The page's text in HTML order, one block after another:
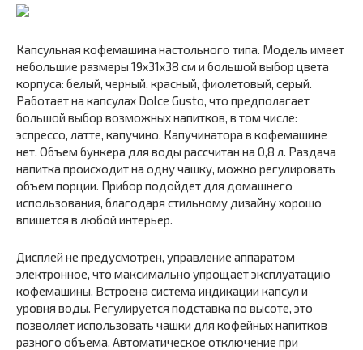
Капсульная кофемашина настольного типа. Модель имеет
небольшие размеры 19x31x38 см и большой выбор цвета
корпуса: белый, черный, красный, фиолетовый, серый.
Работает на капсулах Dolce Gusto, что предполагает
большой выбор возможных напитков, в том числе:
эспрессо, латте, капучино. Капучинатора в кофемашине
нет. Объем бункера для воды рассчитан на 0,8 л. Раздача
напитка происходит на одну чашку, можно регулировать
объем порции. Прибор подойдет для домашнего
использования, благодаря стильному дизайну хорошо
впишется в любой интерьер.
Дисплей не предусмотрен, управление аппаратом
электронное, что максимально упрощает эксплуатацию
кофемашины. Встроена система индикации капсул и
уровня воды. Регулируется подставка по высоте, это
позволяет использовать чашки для кофейных напитков
разного объема. Автоматическое отключение при